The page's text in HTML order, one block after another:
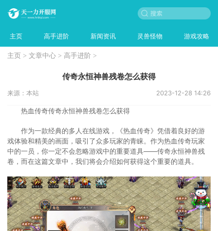
主页 高手进阶 新闻资讯 灵兽怪物 游戏攻略
主页 > 文章中心 > 高手进阶 >
传奇永恒神兽残卷怎么获得
来源：本站 2023-12-28 14:26
热血传奇传奇永恒神兽残卷怎么获得
作为一款经典的多人在线游戏，《热血传奇》凭借着良好的游
戏体验和精美的画面，吸引了众多玩家的青睐。作为热血传奇玩家
中的一员，你一定不会忽略游戏中的重要道具——传奇永恒神兽残
卷，而在这篇文章中，我们将会介绍如何获得这个重要的道具。